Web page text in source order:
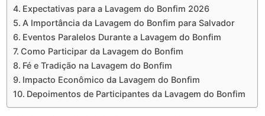
Expectativas para a Lavagem do Bonfim 2026
A Importância da Lavagem do Bonfim para Salvador
Eventos Paralelos Durante a Lavagem do Bonfim
Como Participar da Lavagem do Bonfim
Fé e Tradição na Lavagem do Bonfim
Impacto Econômico da Lavagem do Bonfim
Depoimentos de Participantes da Lavagem do Bonfim